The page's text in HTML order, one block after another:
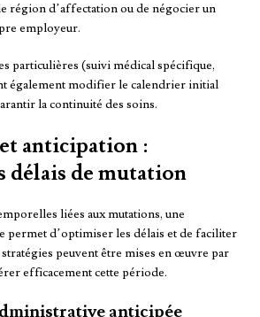
région d’affectation ou de négocier un
employeur.
particulières (suivi médical spécifique,
également modifier le calendrier initial
la continuité des soins.
anticipation :
délais de mutation
liées aux mutations, une
permet d’optimiser les délais et de faciliter
peuvent être mises en œuvre par
efficacement cette période.
anticipée